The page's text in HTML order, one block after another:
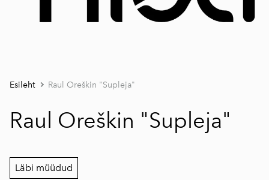
Esileht Raul Oreškin "Supleja"
Raul Oreškin "Supleja"
Läbi müüdud